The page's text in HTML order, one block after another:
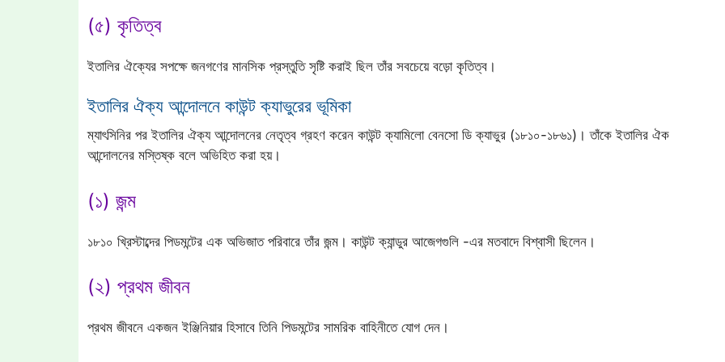
(৫) কৃতিত্ব
ইতালির ঐক্যের সপক্ষে জনগণের মানসিক প্রস্তুতি সৃষ্টি করাই ছিল তাঁর সবচেয়ে বড়ো কৃতিত্ব।
ইতালির ঐক্য আন্দোলনে কাউন্ট ক্যাভুরের ভূমিকা
ম্যাৎসিনির পর ইতালির ঐক্য আন্দোলনের নেতৃত্ব গ্রহণ করেন কাউন্ট ক্যামিলো বেনসো ডি ক্যাভুর (১৮১০-১৮৬১)। তাঁকে ইতালির ঐক
আন্দোলনের মস্তিষ্ক বলে অভিহিত করা হয়।
(১) জন্ম
১৮১০ খ্রিস্টাব্দের পিডমন্টের এক অভিজাত পরিবারে তাঁর জন্ম। কাউন্ট ক্যান্ডুর আজেগগুলি -এর মতবাদে বিশ্বাসী ছিলেন।
(২) প্রথম জীবন
প্রথম জীবনে একজন ইঞ্জিনিয়ার হিসাবে তিনি পিডমন্টের সামরিক বাহিনীতে যোগ দেন।